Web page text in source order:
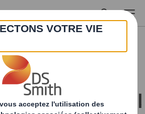
à la
des Flexostars !